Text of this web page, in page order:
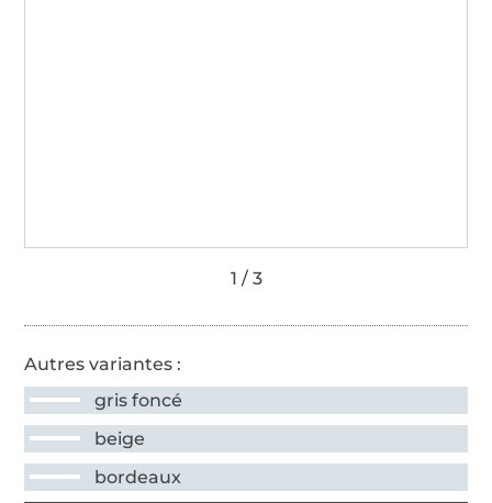
Autres variantes :
gris foncé
beige
bordeaux